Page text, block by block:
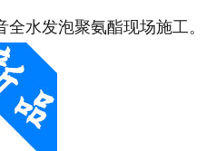
水发泡聚氨酯现场施工。